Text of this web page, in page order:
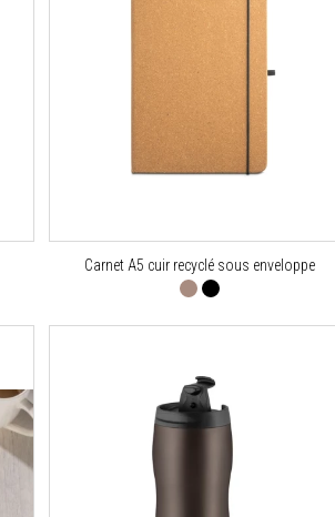
Carnet A5 cuir recyclé sous enveloppe